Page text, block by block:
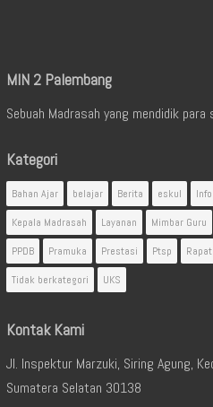
MIN 2 Palembang
Sebuah Madrasah yang mendidik
Kategori
Bahan Ajar belajar Berita eskul
Kepala Madrasah
Layanan Mimbar Guru
PPDB
Pramuka Prestasi Ptsp Rapat
Tidak berkategori
UKS
Kontak Kami
Jl. Inspektur Marzuki, Siring Agung,
Sumatera Selatan 30138